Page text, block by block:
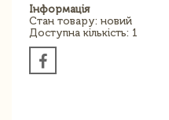
Інформація
Стан товару: новий
Доступна кількість: 1